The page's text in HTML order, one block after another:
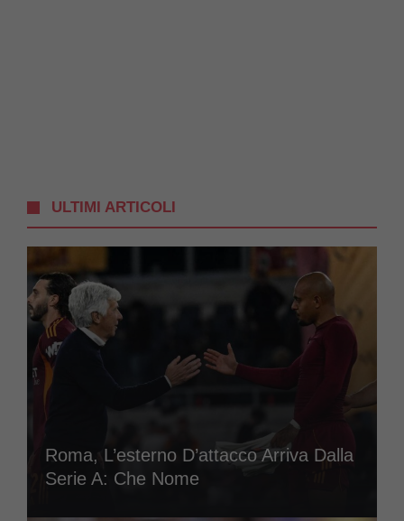
ULTIMI ARTICOLI
Roma, L’esterno D’attacco Arriva Dalla
Serie A: Che Nome